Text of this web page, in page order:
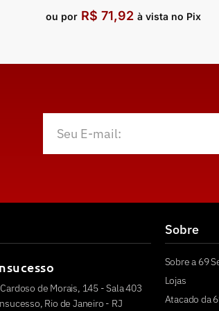
ou por R$ 71,92 à vista no Pix
de Morais, 145 - Sala 403
Rio de Janeiro - RJ
Sobre
Sobre a 69
Lojas
Atacado da